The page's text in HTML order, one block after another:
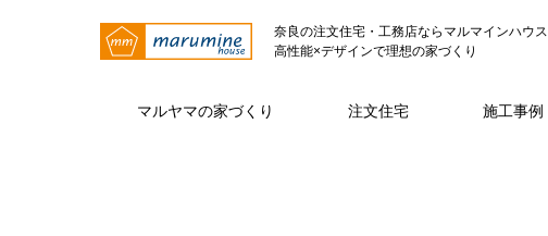
奈良の注文住宅・工務店ならマルマインハウス
高性能×デザインで理想の家づくり
マルヤマの家づくり 注文住宅 施工事例